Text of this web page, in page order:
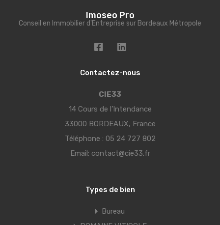
Imoseo Pro
Conseil en Immobilier d'Entreprise sur Bordeaux Métropole
Contactez-nous
CIE33
14 Cours de l’Intendance
33000 BORDEAUX, France
Téléphone : 05 24 727 802
Email: contact@cie33.fr
Types de bien
Bureau